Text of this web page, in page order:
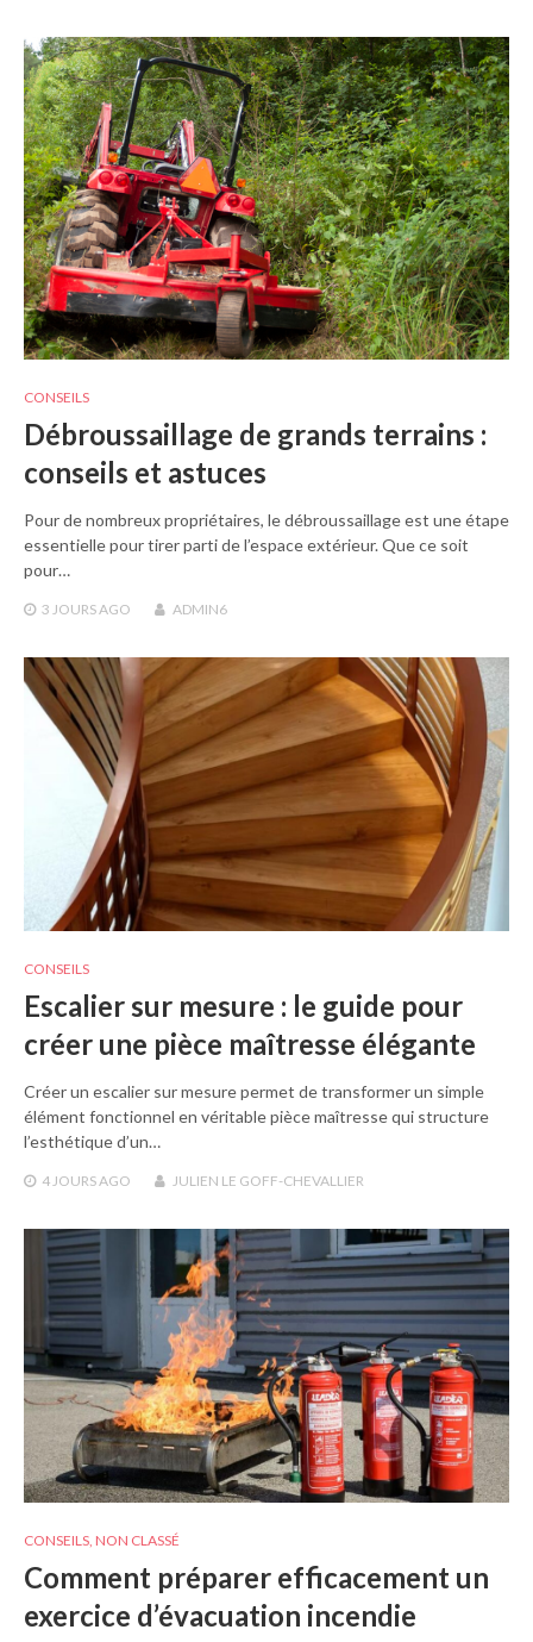
CONSEILS
Débroussaillage de grands terrains :
conseils et astuces
Pour de nombreux propriétaires, le débroussaillage est une étape
essentielle pour tirer parti de l’espace extérieur. Que ce soit
pour…
3 JOURSAGO ADMIN6
CONSEILS
Escalier sur mesure : le guide pour
créer une pièce maîtresse élégante
Créer un escalier sur mesure permet de transformer un simple
élément fonctionnel en véritable pièce maîtresse qui structure
l’esthétique d’un…
4 JOURSAGO JULIEN LE GOFF-CHEVALLIER
CONSEILS, NON CLASSÉ
Comment préparer efficacement un
exercice d’évacuation incendie